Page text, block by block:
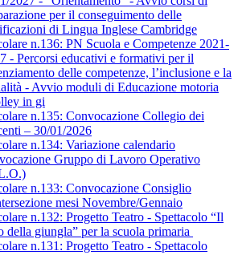
per il conseguimento delle
di Lingua Inglese Cambridge
n.136: PN Scuola e Competenze 2021-
- Percorsi educativi e formativi per il
delle competenze, l’inclusione e la
- Avvio moduli di Educazione motoria
in gi
n.135: Convocazione Collegio dei
– 30/01/2026
n.134: Variazione calendario
Gruppo di Lavoro Operativo
n.133: Convocazione Consiglio
mesi Novembre/Gennaio
n.132: Progetto Teatro - Spettacolo “Il
della giungla” per la scuola primaria
n.131: Progetto Teatro - Spettacolo